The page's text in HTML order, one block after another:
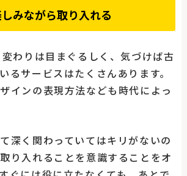
みながら取り入れる
わりは目まぐるしく、気づけば古
るサービスはたくさんあります。
インの表現方法なども時代によっ
深く関わっていてはキリがないの
り入れることを意識することをオ